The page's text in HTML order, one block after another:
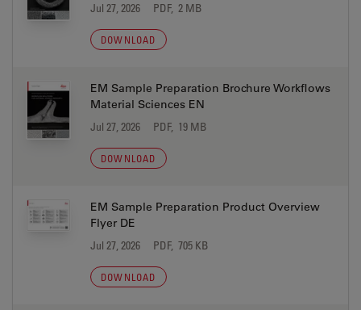
Jul 27, 2026 PDF, 2 MB
DOWNLOAD
EM Sample Preparation Brochure Workflows
Material Sciences EN
Jul 27, 2026 PDF, 19 MB
DOWNLOAD
EM Sample Preparation Product Overview
Flyer DE
Jul 27, 2026 PDF, 705 KB
DOWNLOAD